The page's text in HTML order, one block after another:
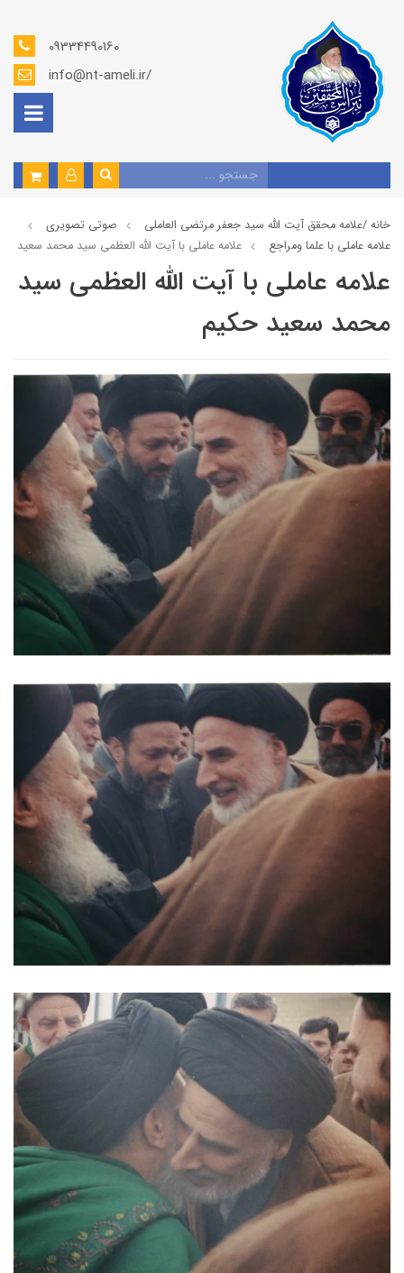
09334490160
info@nt-ameli.ir/
خانه /علامه محقق آیت الله سید جعفر مرتضی العاملی
صوتي تصويري
علامه عاملي با علما ومراجع
علامه عاملي با آیت الله العظمی سید محمد سعید
علامه عاملي با آیت الله العظمی سید
محمد سعید حکیم